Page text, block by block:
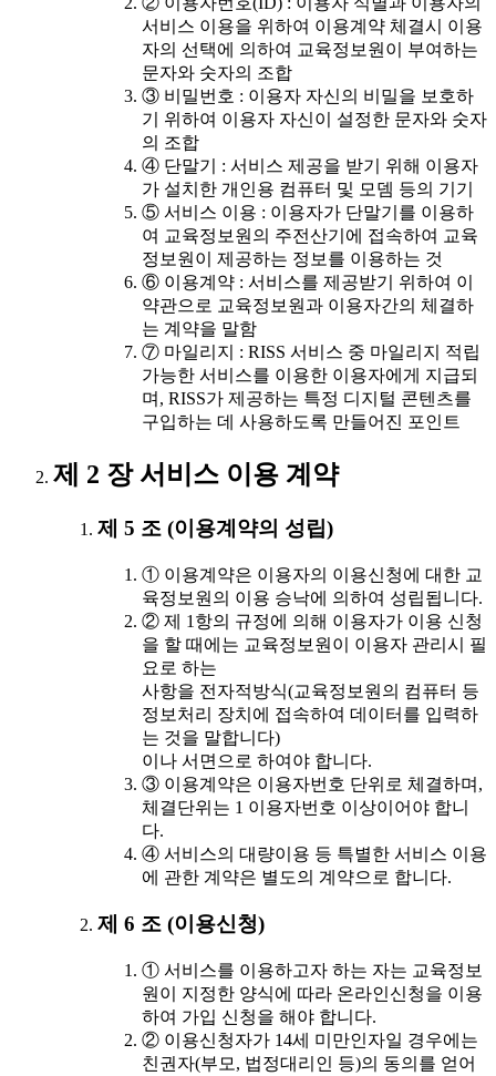
서비스 이용을 위하여 이용계약 체결시 이용
자의 선택에 의하여 교육정보원이 부여하는
문자와 숫자의 조합
③ 비밀번호 : 이용자 자신의 비밀을 보호하
기 위하여 이용자 자신이 설정한 문자와 숫자
의 조합
④ 단말기 : 서비스 제공을 받기 위해 이용자
가 설치한 개인용 컴퓨터 및 모뎀 등의 기기
⑤ 서비스 이용 : 이용자가 단말기를 이용하
여 교육정보원의 주전산기에 접속하여 교육
정보원이 제공하는 정보를 이용하는 것
⑥ 이용계약 : 서비스를 제공받기 위하여 이
약관으로 교육정보원과 이용자간의 체결하
는 계약을 말함
⑦ 마일리지 : RISS 서비스 중 마일리지 적립
가능한 서비스를 이용한 이용자에게 지급되
며, RISS가 제공하는 특정 디지털 콘텐츠를
구입하는 데 사용하도록 만들어진 포인트
제 2 장 서비스 이용 계약
제 5 조 (이용계약의 성립)
① 이용계약은 이용자의 이용신청에 대한 교
육정보원의 이용 승낙에 의하여 성립됩니다.
② 제 1항의 규정에 의해 이용자가 이용 신청
을 할 때에는 교육정보원이 이용자 관리시 필
요로 하는
사항을 전자적방식(교육정보원의 컴퓨터 등
정보처리 장치에 접속하여 데이터를 입력하
는 것을 말합니다)
이나 서면으로 하여야 합니다.
③ 이용계약은 이용자번호 단위로 체결하며,
체결단위는 1 이용자번호 이상이어야 합니
다.
④ 서비스의 대량이용 등 특별한 서비스 이용
에 관한 계약은 별도의 계약으로 합니다.
제 6 조 (이용신청)
① 서비스를 이용하고자 하는 자는 교육정보
원이 지정한 양식에 따라 온라인신청을 이용
하여 가입 신청을 해야 합니다.
② 이용신청자가 14세 미만인자일 경우에는
친권자(부모, 법정대리인 등)의 동의를 얻어